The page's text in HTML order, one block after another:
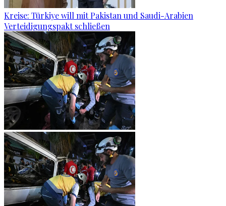
Kreise: Türkiye will mit Pakistan und Saudi-Arabien
Verteidigungspakt schließen